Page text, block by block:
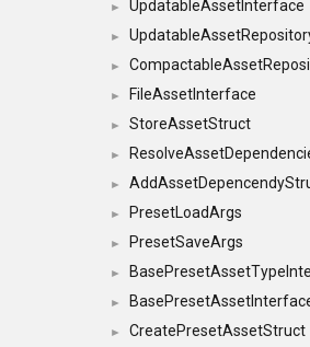
► UpdatableAssetInterface
►
►
► FileAssetInterface
► StoreAssetStruct
►
►
► PresetLoadArgs
► PresetSaveArgs
►
►
► CreatePresetAssetStruct